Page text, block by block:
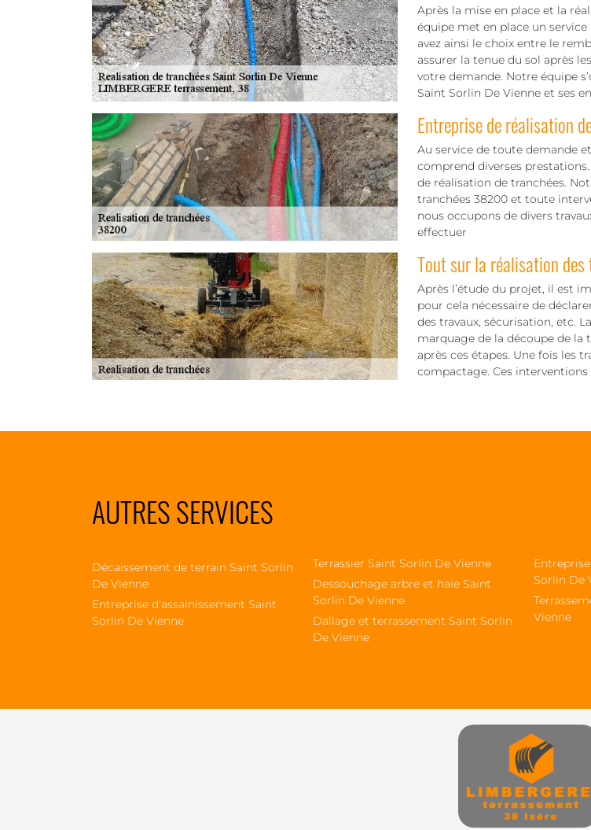
Après la mise en place et la
équipe met en place un
avez ainsi le choix entre le
assurer la tenue du sol après
votre demande. Notre équipe
Saint Sorlin De Vienne et ses
Entreprise de réalisation
Au service de toute demande
comprend diverses
de réalisation de tranchées.
tranchées 38200 et toute
nous occupons de divers
effectuer
Tout sur la réalisation
Après l’étude du projet, il est
pour cela nécessaire de
des travaux, sécurisation, etc.
marquage de la découpe de la
après ces étapes. Une fois les
compactage. Ces
AUTRES SERVICES
Décaissement de terrain Saint Sorlin
De Vienne
Entreprise d'assainissement Saint
Sorlin De Vienne
Terrassier Saint Sorlin De Vienne
Dessouchage arbre et haie Saint
Sorlin De Vienne
Dallage et terrassement Saint Sorlin
De Vienne
Sorlin De
Vienne